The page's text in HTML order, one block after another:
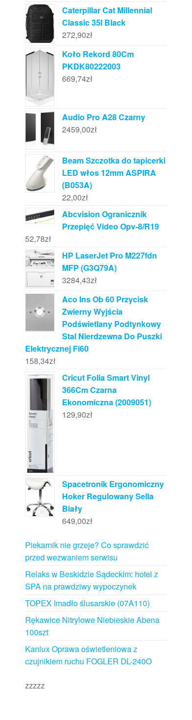
Caterpillar Cat Millennial
Classic 35l Black
272,90zł
Koło Rekord 80Cm
PKDK80222003
669,74zł
Audio Pro A28 Czarny
2459,00zł
Beam Szczotka do tapicerki
LED włos 12mm ASPIRA
(B053A)
22,00zł
Abcvision Ogranicznik
Przepięć Video Opv-8/R19
52,78zł
HP LaserJet Pro M227fdn
MFP (G3Q79A)
3284,43zł
Aco Ins Ob 60 Przycisk
Zwierny Wyjścia
Podświetlany Podtynkowy
Stal Nierdzewna Do Puszki
Elektrycznej Fi60
158,34zł
Cricut Folia Smart Vinyl
366Cm Czarna
Ekonomiczna (2009051)
129,90zł
Spacetronik Ergonomiczny
Hoker Regulowany Sella
Biały
649,00zł
Piekarnik nie grzeje? Co sprawdzić
przed wezwaniem serwisu
Relaks w Beskidzie Sądeckim: hotel z
SPA na prawdziwy wypoczynek
TOPEX Imadło ślusarskie (07A110)
Rękawice Nitrylowe Niebieskie Abena
100szt
Kanlux Oprawa oświetleniowa z
czujnikiem ruchu FOGLER DL-240O
zzzzz